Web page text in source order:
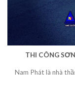
THI CÔNG
Nam Phát là nhà